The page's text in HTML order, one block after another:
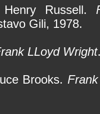
Henry Russell.
Gili, 1978.
LLoyd Wright
Brooks.